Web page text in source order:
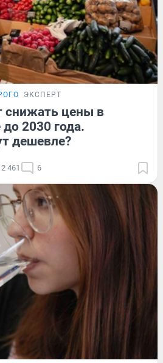
ЭКСПЕРТ
снижать цены в
2030 года.
дешевле?
2 461 6